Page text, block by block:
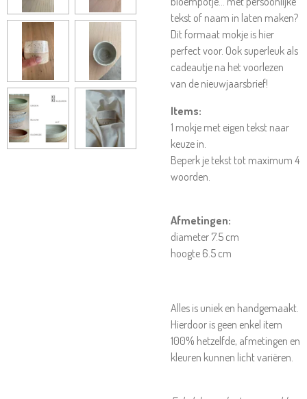
tekst of naam in laten maken?
Dit formaat mokje is hier
perfect voor. Ook superleuk als
cadeautje na het voorlezen
van de nieuwjaarsbrief!
Items:
1 mokje met eigen tekst naar
keuze in.
Beperk je tekst tot maximum 4
woorden.
Afmetingen:
diameter 7.5 cm
hoogte 6.5 cm
Alles is uniek en handgemaakt.
Hierdoor is geen enkel item
100% hetzelfde, afmetingen en
kleuren kunnen licht variëren.